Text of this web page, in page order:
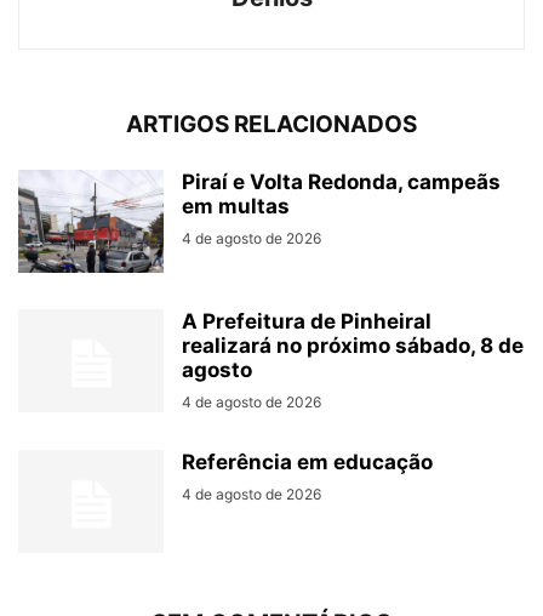
ARTIGOS RELACIONADOS
Piraí e Volta Redonda, campeãs
em multas
4 de agosto de 2026
A Prefeitura de Pinheiral
realizará no próximo sábado, 8 de
agosto
4 de agosto de 2026
Referência em educação
4 de agosto de 2026